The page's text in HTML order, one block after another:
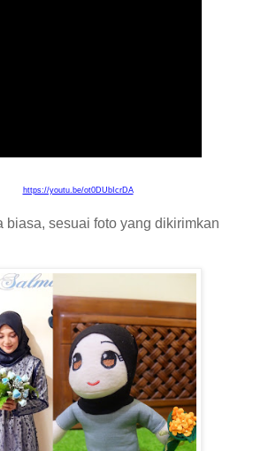
https://youtu.be/ot0DUbIcrDA
biasa, sesuai foto yang dikirimkan